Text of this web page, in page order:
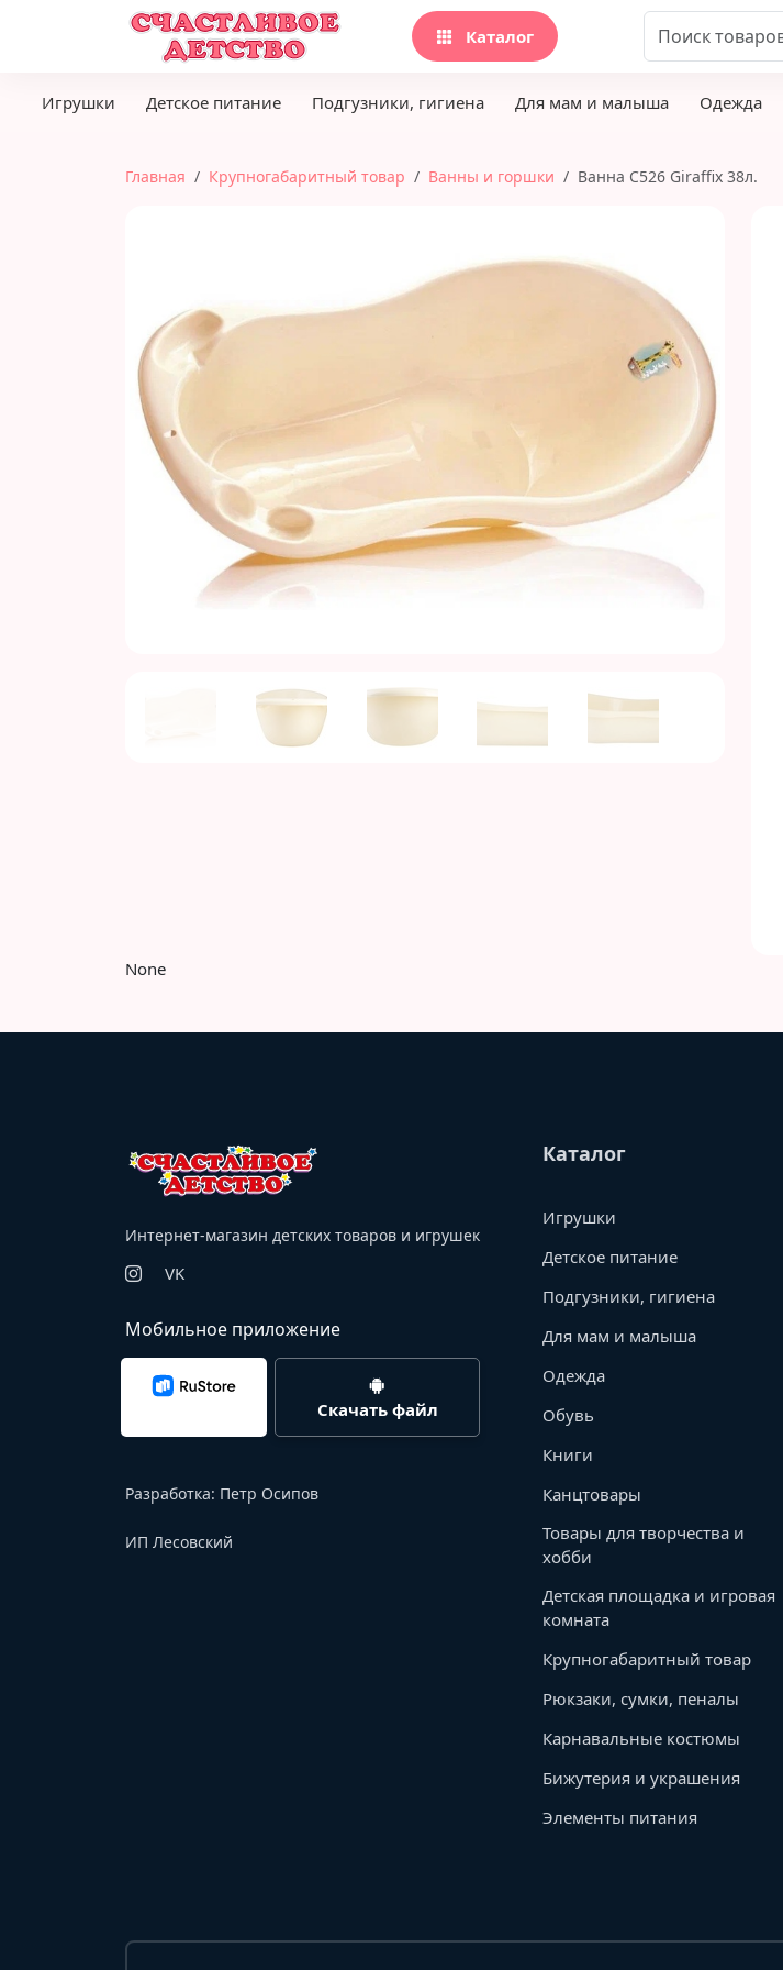
Каталог
Игрушки Детское питание Подгузники, гигиена Для мам и малыша Одежда
Главная Крупногабаритный товар Ванны и горшки Ванна С526 Giraffix 38л.
Previous
None
Интернет-магазин детских товаров и игрушек
VK
Мобильное приложение
Скачать файл
Разработка: Петр Осипов
ИП Лесовский
Каталог
Игрушки
Детское питание
Подгузники, гигиена
Для мам и малыша
Одежда
Обувь
Книги
Канцтовары
Товары для творчества и
хобби
Детская площадка и игровая
комната
Крупногабаритный товар
Рюкзаки, сумки, пеналы
Карнавальные костюмы
Бижутерия и украшения
Элементы питания